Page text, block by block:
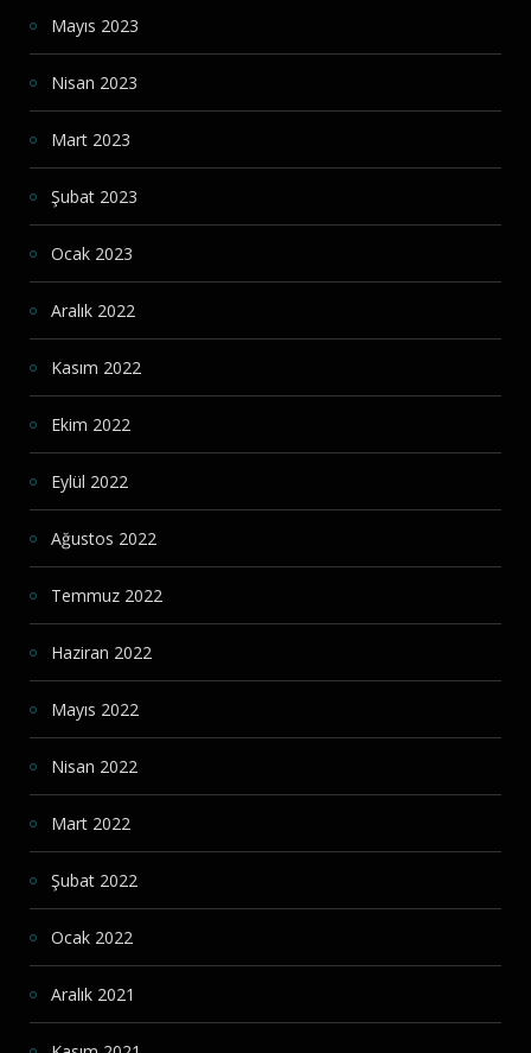
Mayıs 2023
Nisan 2023
Mart 2023
Şubat 2023
Ocak 2023
Aralık 2022
Kasım 2022
Ekim 2022
Eylül 2022
Ağustos 2022
Temmuz 2022
Haziran 2022
Mayıs 2022
Nisan 2022
Mart 2022
Şubat 2022
Ocak 2022
Aralık 2021